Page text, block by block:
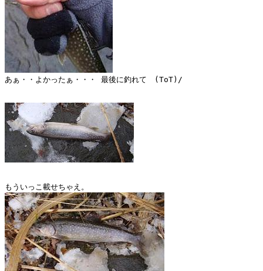
あぁ・・よかったぁ・・・ 最後に釣れて　(ToT)/